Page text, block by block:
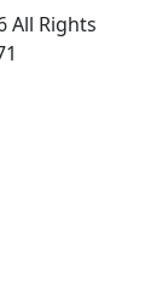
All Rights